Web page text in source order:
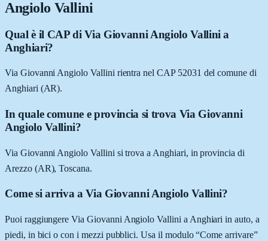
Angiolo Vallini
Qual è il CAP di Via Giovanni Angiolo Vallini a
Anghiari?
Via Giovanni Angiolo Vallini rientra nel CAP 52031 del comune di
Anghiari (AR).
In quale comune e provincia si trova Via Giovanni
Angiolo Vallini?
Via Giovanni Angiolo Vallini si trova a Anghiari, in provincia di
Arezzo (AR), Toscana.
Come si arriva a Via Giovanni Angiolo Vallini?
Puoi raggiungere Via Giovanni Angiolo Vallini a Anghiari in auto, a
piedi, in bici o con i mezzi pubblici. Usa il modulo “Come arrivare”